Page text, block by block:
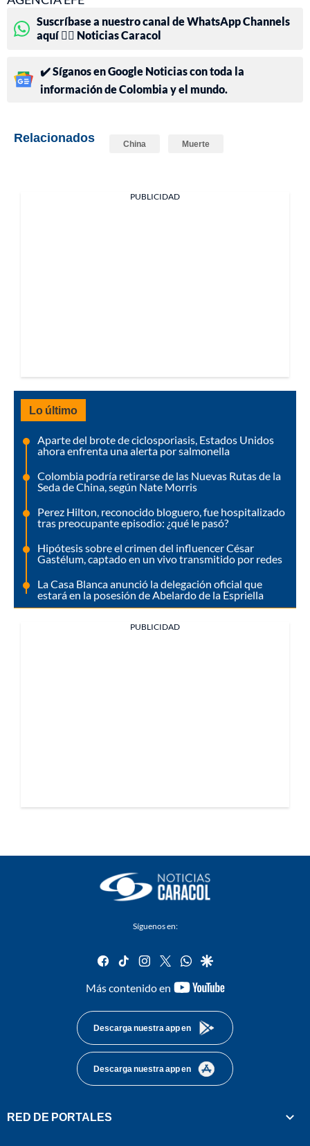
Suscríbase a nuestro canal de WhatsApp Channels
aquí 👉🏻 Noticias Caracol
✔️ Síganos en Google Noticias con toda la
información de Colombia y el mundo.
Relacionados China Muerte
PUBLICIDAD
Lo último
Aparte del brote de ciclosporiasis, Estados Unidos
ahora enfrenta una alerta por salmonella
Colombia podría retirarse de las Nuevas Rutas de la
Seda de China, según Nate Morris
Perez Hilton, reconocido bloguero, fue hospitalizado
tras preocupante episodio: ¿qué le pasó?
Hipótesis sobre el crimen del influencer César
Gastélum, captado en un vivo transmitido por redes
La Casa Blanca anunció la delegación oficial que
estará en la posesión de Abelardo de la Espriella
PUBLICIDAD
Síguenos en:
facebook
tiktok instagram
twitterwhatsapp
google
Más contenido en
youtube-
Descarga nuestra app en
Descarga nuestra app en
RED DE PORTALES